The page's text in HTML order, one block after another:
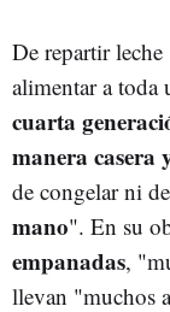
De repartir
alimentar a toda
cuarta
manera casera
de congelar ni
mano". En su
empanadas,
llevan "muchos